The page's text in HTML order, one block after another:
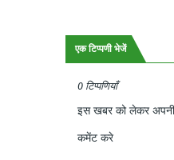
एक टिप्पणी भेजें
0 टिप्पणियाँ
इस खबर को लेकर अपनी
कमेंट करे